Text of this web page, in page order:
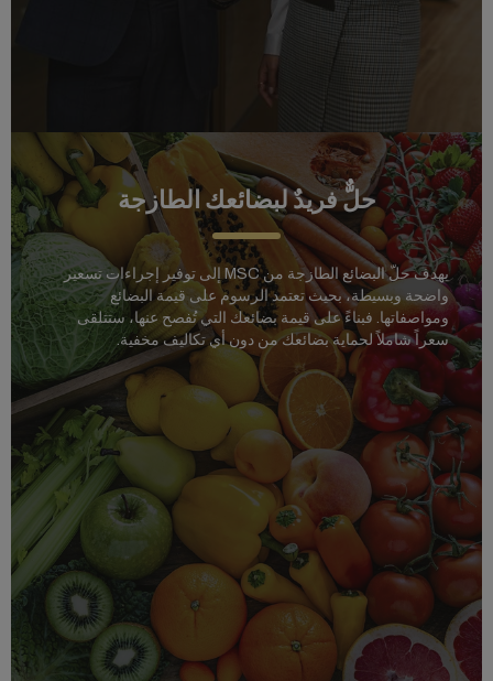
حلٌّ فريدٌ لبضائعك الطازجة
يهدف حلّ البضائع الطازجة من MSC إلى توفير إجراءات تسعير
واضحة وبسيطة، بحيث تعتمد الرسوم على قيمة البضائع
ومواصفاتها. فبناءً على قيمة بضائعك التي تُفصح عنها، ستتلقى
سعراً شاملاً لحماية بضائعك من دون أي تكاليف مخفية.